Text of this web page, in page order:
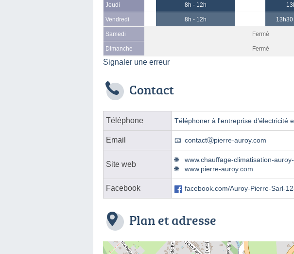
Jeudi 8h - 12h
Vendredi 8h - 12h
Samedi Fermé
Dimanche Fermé
Signaler une erreur
Contact
Téléphone Téléphoner à l'entreprise d'électricité
Email contactⓐpierre-auroy.com
Site web
www.chauffage-climatisation-
www.pierre-auroy.com
Facebook facebook.com/Auroy-Pierre-Sarl-
Plan et adresse